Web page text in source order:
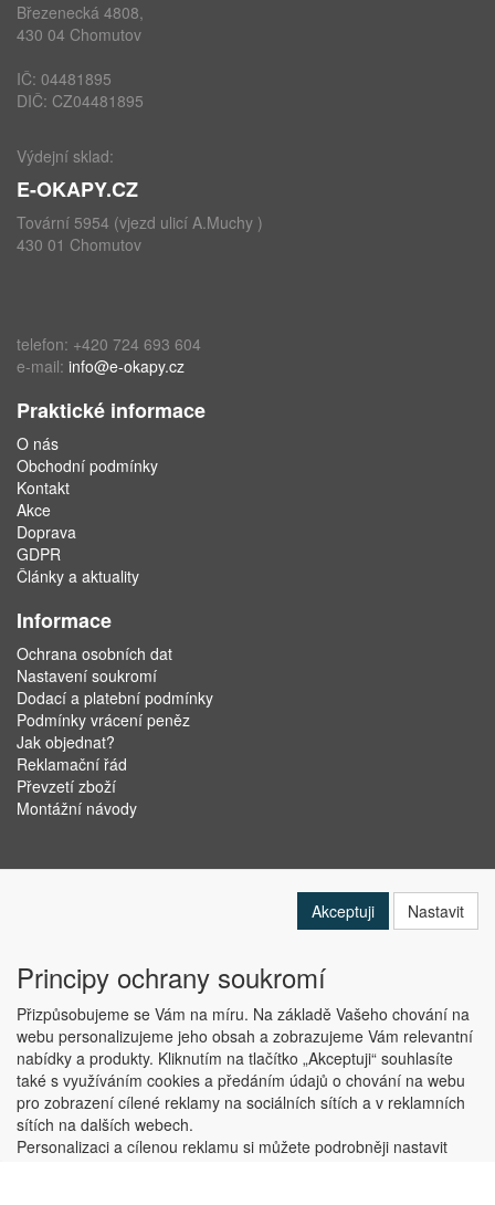
Březenecká 4808,
430 04 Chomutov
IČ: 04481895
DIČ: CZ04481895
Výdejní sklad:
E-OKAPY.CZ
Tovární 5954 (vjezd ulicí A.Muchy )
430 01 Chomutov
telefon: +420 724 693 604
e-mail: info@e-okapy.cz
Praktické informace
O nás
Obchodní podmínky
Kontakt
Akce
Doprava
GDPR
Články a aktuality
Informace
Ochrana osobních dat
Nastavení soukromí
Dodací a platební podmínky
Podmínky vrácení peněz
Jak objednat?
Reklamační řád
Převzetí zboží
Montážní návody
Copyright © ABRA Software a.s. 2019
Akceptuji Nastavit
Principy ochrany soukromí
Přizpůsobujeme se Vám na míru. Na základě Vašeho chování na
webu personalizujeme jeho obsah a zobrazujeme Vám relevantní
nabídky a produkty. Kliknutím na tlačítko „Akceptuji“ souhlasíte
také s využíváním cookies a předáním údajů o chování na webu
pro zobrazení cílené reklamy na sociálních sítích a v reklamních
sítích na dalších webech.
Personalizaci a cílenou reklamu si můžete podrobněji nastavit